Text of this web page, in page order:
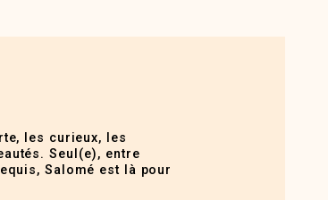
les curieux, les
Seul(e), entre
Salomé est là pour